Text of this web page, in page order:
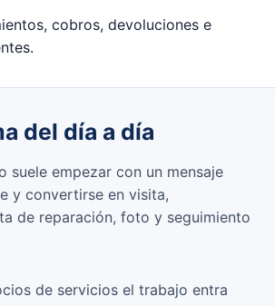
cobros, devoluciones e
del día a día
suele empezar con un mensaje
y convertirse en visita,
de reparación, foto y seguimiento
de servicios el trabajo entra